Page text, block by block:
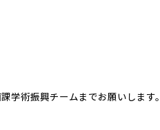
学術振興チームまでお願いします。